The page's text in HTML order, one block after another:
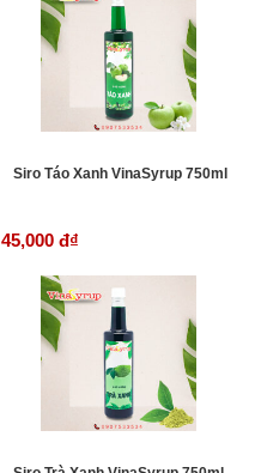
Siro Táo Xanh VinaSyrup 750ml
45,000 đ₫